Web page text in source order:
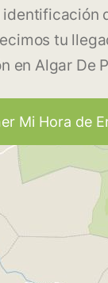
tu
en Algar De
Mi Hora de